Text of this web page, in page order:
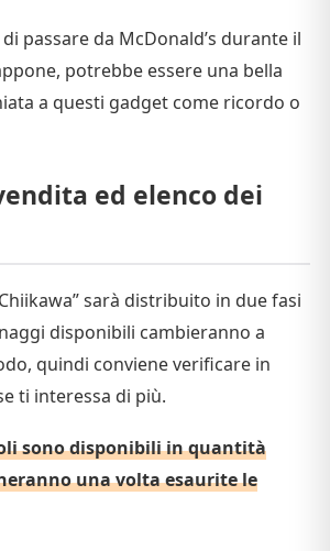
passare da McDonald’s durante il
potrebbe essere una bella
a questi gadget come ricordo o
ed elenco dei
sarà distribuito in due fasi
disponibili cambieranno a
quindi conviene verificare in
ti interessa di più.
sono disponibili in quantità
una volta esaurite le